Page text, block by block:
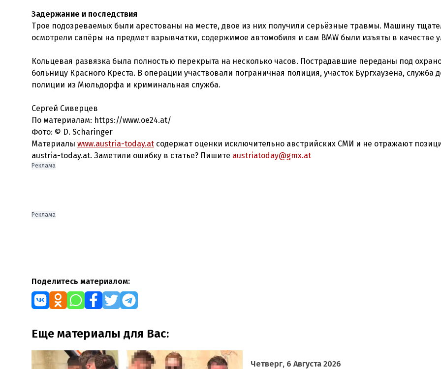
Задержание и последствия
Трое подозреваемых были арестованы на месте, двое из них получили серьёзные травмы. Машину
осмотрели сапёры на предмет взрывчатки, содержимое автомобиля и сам BMW были изъяты в качестве
Кольцевая развязка была полностью перекрыта на несколько часов. Пострадавшие переданы под
больницу Красного Креста. В операции участвовали пограничная полиция, участок Бургхаузена, служба
полиции из Мюльдорфа и криминальная служба.
Сергей Сиверцев
По материалам: https://www.oe24.at/
Фото: © D. Scharinger
Материалы www.austria-today.at содержат оценки исключительно австрийских СМИ и не отражают
austria-today.at. Заметили ошибку в статье? Пишите austriatoday@gmx.at
Реклама
Реклама
Поделитесь материалом:
Еще материалы для Вас:
Четверг, 6 Августа 2026